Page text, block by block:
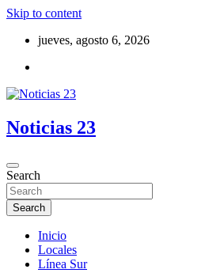
Skip to content
jueves, agosto 6, 2026
Noticias 23
Search
Search
Inicio
Locales
Línea Sur